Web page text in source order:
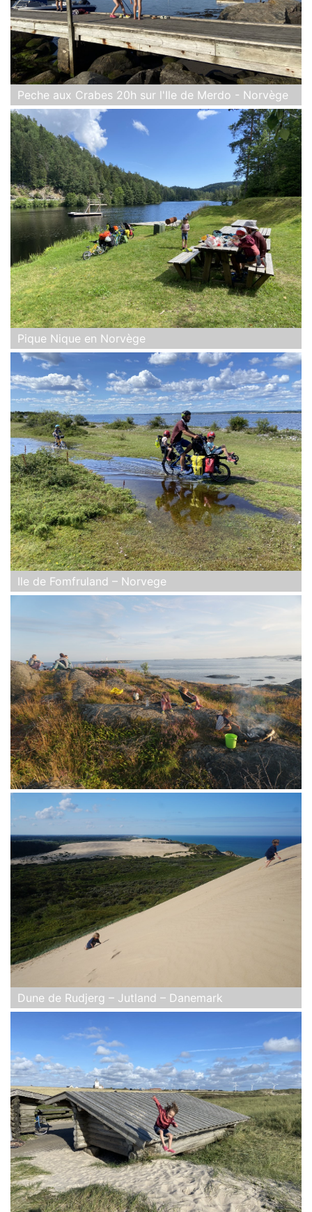
Peche aux Crabes 20h sur l'Ile de Merdo - Norvège
Pique Nique en Norvège
Ile de Fomfruland – Norvege
Dune de Rudjerg – Jutland – Danemark